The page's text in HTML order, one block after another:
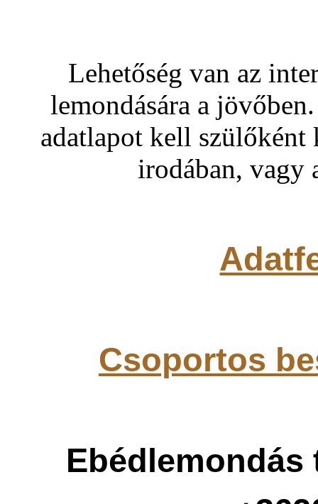
Lehetőség van az
lemondására a
adatlapot kell szülőként
irodában, vagy
Csoportos